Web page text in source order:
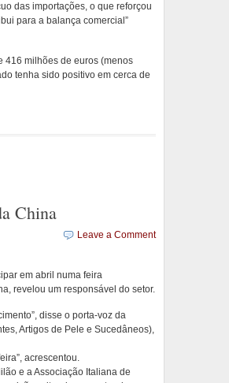
das importações, o que reforçou
para a balança comercial”
416 milhões de euros (menos
tenha sido positivo em cerca de
China
Leave a Comment
em abril numa feira
revelou um responsável do setor.
disse o porta-voz da
Artigos de Pele e Sucedâneos),
acrescentou.
e a Associação Italiana de